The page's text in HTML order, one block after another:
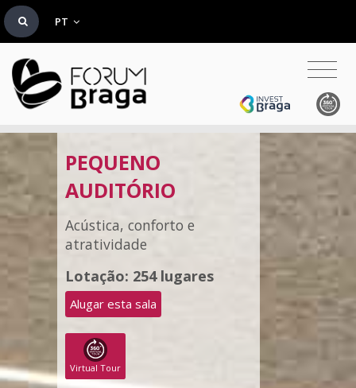
PT
PEQUENO
AUDITÓRIO
Acústica, conforto e
atratividade
Lotação: 254 lugares
Alugar esta sala
Virtual Tour